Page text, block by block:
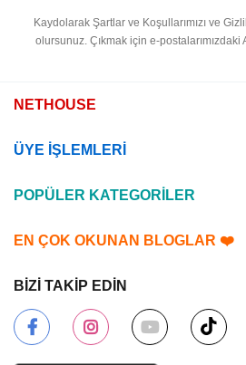
Kaydolarak Şartlar ve Koşullarımızı ve
olursunuz. Çıkmak için e-postalarımızdaki
NETHOUSE
ÜYE İŞLEMLERİ
POPÜLER KATEGORİLER
EN ÇOK OKUNAN BLOGLAR ❤️
BİZİ TAKİP EDİN